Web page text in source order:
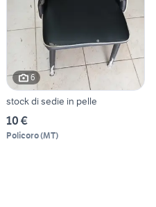
6
stock di sedie in pelle
10 €
Policoro(MT)